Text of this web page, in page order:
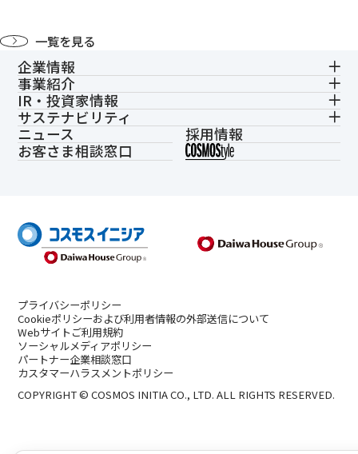
一覧を見る
企業情報
事業紹介
IR・投資家情報
サステナビリティ
ニュース
採用情報
お客さま相談窓口
プライバシーポリシー
Cookieポリシーおよび利用者情報の外部送信について
Webサイトご利用規約
ソーシャルメディアポリシー
パートナー企業相談窓口
カスタマーハラスメントポリシー
COPYRIGHT © COSMOS INITIA CO., LTD. ALL RIGHTS RESERVED.